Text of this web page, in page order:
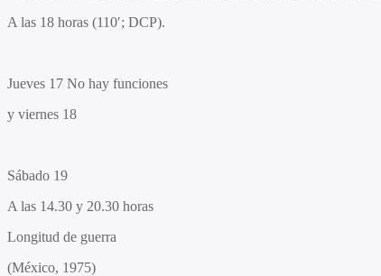
A las 18 horas (110′; DCP).
Jueves 17 No hay funciones
y viernes 18
Sábado 19
A las 14.30 y 20.30 horas
Longitud de guerra
(México, 1975)